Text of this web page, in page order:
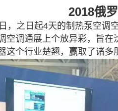
2018俄
，之日起4天的制热泵空调
空调通展上个放异彩，旨
这个行业楚翘，赢取了诸多